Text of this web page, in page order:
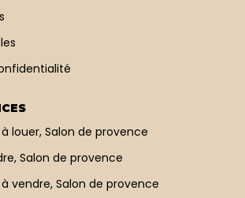
louer, Salon de provence
Salon de provence
vendre, Salon de provence